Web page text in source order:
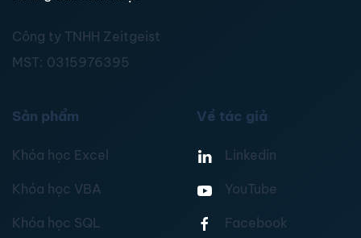
Công ty TNHH Zeitgeist
MST: 0315976395
Sản phẩm
Khóa học Excel
Khóa học VBA
Khóa học SQL
Về tác giả
Linkedin
YouTube
Facebook